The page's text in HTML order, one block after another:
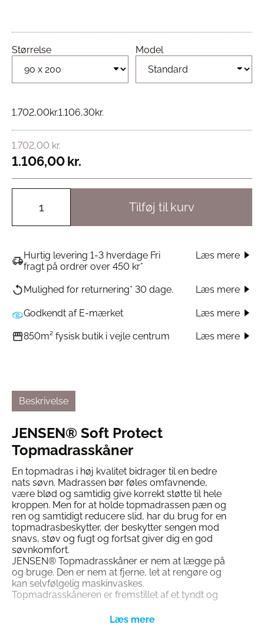
Størrelse Model
1.702,00kr.1.106,30kr.
1.702,00 kr.
1.106,00kr.
Tilføj til kurv
Hurtig levering 1-3 hverdage Fri
fragt på ordrer over 450 kr*
Læs mere
Mulighed for returnering* 30 dage. Læs mere
Godkendt af E-mærket Læs mere
850m² fysisk butik i vejle centrum Læs mere
Beskrivelse
JENSEN® Soft Protect
Topmadrasskåner
En topmadras i høj kvalitet bidrager til en bedre
nats søvn. Madrassen bør føles omfavnende,
være blød og samtidig give korrekt støtte til hele
kroppen. Men for at holde topmadrassen pæn og
ren og samtidigt reducere slid, har du brug for en
topmadrasbeskytter, der beskytter sengen mod
snavs, støv og fugt og fortsat giver dig en god
søvnkomfort.
JENSEN® Topmadrasskåner er nem at lægge på
og bruge. Den er nem at fjerne, let at rengøre og
kan selvfølgelig maskinvaskes.
Topmadrasskåneren er fremstillet af et tyndt og
overflade, hvilket giver en varig, fugtafvisende